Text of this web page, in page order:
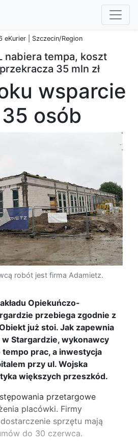
eKurier | Szczecin/Region
nabiera tempa, koszt
35 mln zł
wsparcie
osób
robót jest firma Adamietz.
Opiekuńczo-
przebiega zgodnie z
już stoi. Jak zapewnia
Stargardzie, wykonawcy
prac, a inwestycja
przy ul. Wojska
większych przeszkód.
przetargowe
placówki. Firmy
sprzętu mają
do 30 czerwca.